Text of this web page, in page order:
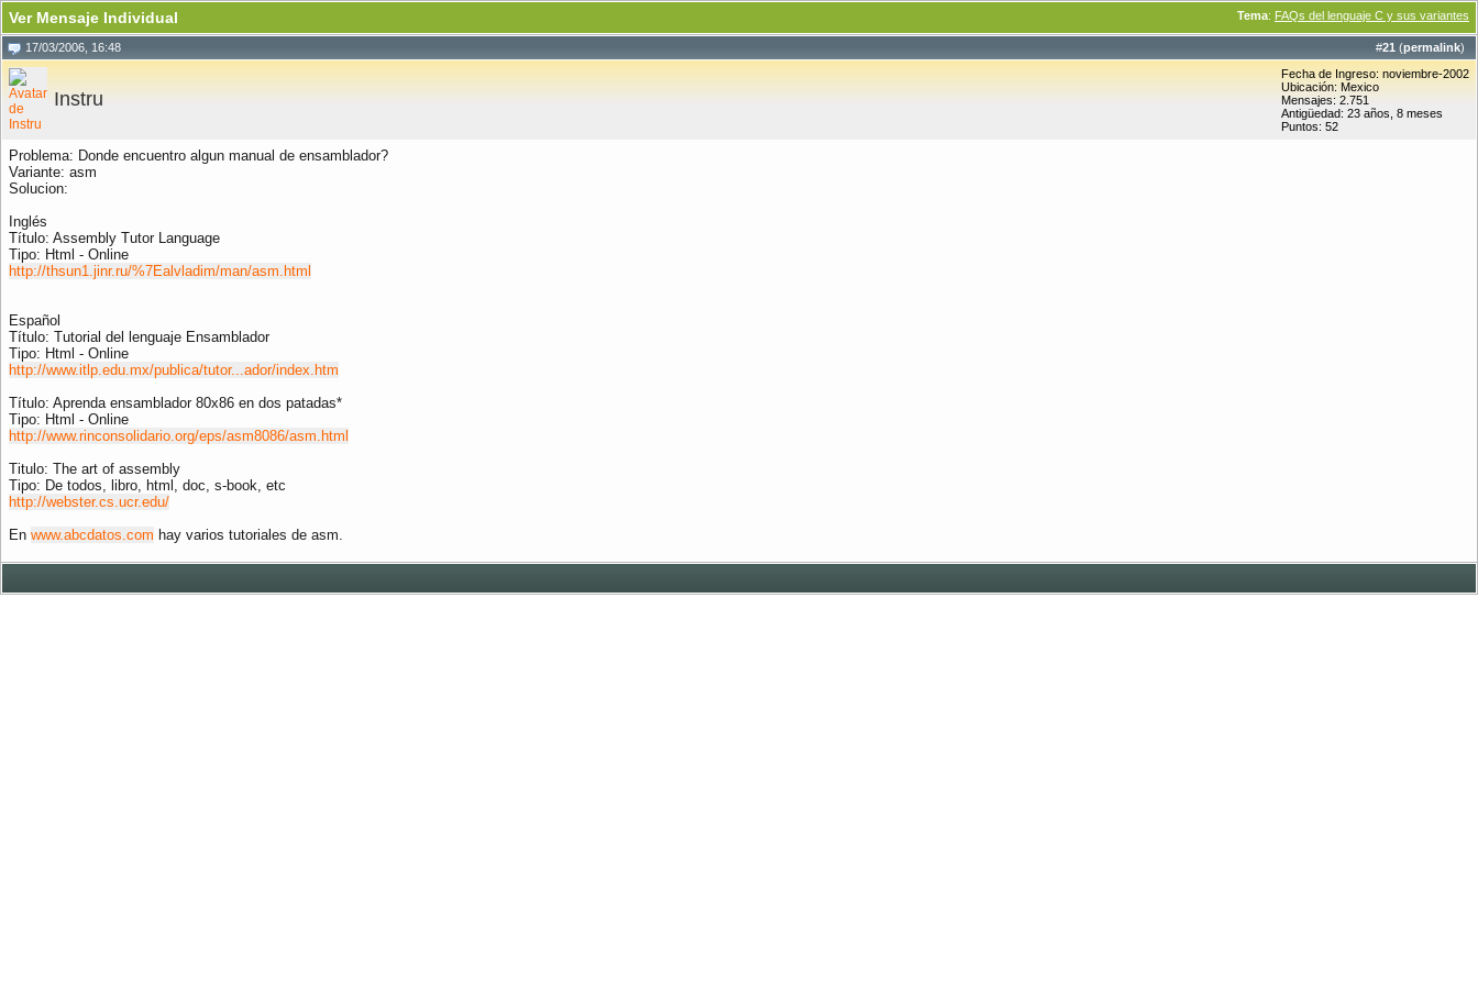
Tema: FAQs del lenguaje C y sus variantes
Ver Mensaje Individual
#21 (permalink)
17/03/2006, 16:48
Instru
Fecha de Ingreso: noviembre-2002
Ubicación: Mexico
Mensajes: 2.751
Antigüedad: 23 años, 8 meses
Puntos: 52
Problema: Donde encuentro algun manual de ensamblador?
Variante: asm
Solucion:
Inglés
Título: Assembly Tutor Language
Tipo: Html - Online
http://thsun1.jinr.ru/%7Ealvladim/man/asm.html
Español
Título: Tutorial del lenguaje Ensamblador
Tipo: Html - Online
http://www.itlp.edu.mx/publica/tutor...ador/index.htm
Título: Aprenda ensamblador 80x86 en dos patadas*
Tipo: Html - Online
http://www.rinconsolidario.org/eps/asm8086/asm.html
Titulo: The art of assembly
Tipo: De todos, libro, html, doc, s-book, etc
http://webster.cs.ucr.edu/
En www.abcdatos.com hay varios tutoriales de asm.